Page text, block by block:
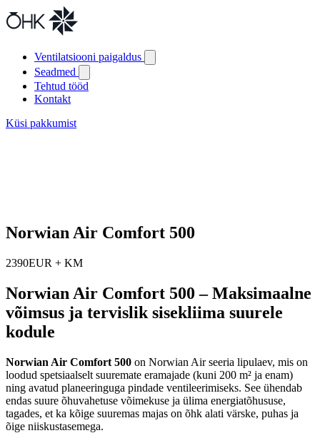
Ventilatsiooni paigaldus
Seadmed
Tehtud tööd
Kontakt
Küsi pakkumist
Norwian Air Comfort 500
2390EUR + KM
Norwian Air Comfort 500 – Maksimaalne
võimsus ja tervislik sisekliima suurele
kodule
Norwian Air Comfort 500 on Norwian Air seeria lipulaev, mis on
loodud spetsiaalselt suuremate eramajade (kuni 200 m² ja enam)
ning avatud planeeringuga pindade ventileerimiseks. See ühendab
endas suure õhuvahetuse võimekuse ja ülima energiatõhususe,
tagades, et ka kõige suuremas majas on õhk alati värske, puhas ja
õige niiskustasemega.